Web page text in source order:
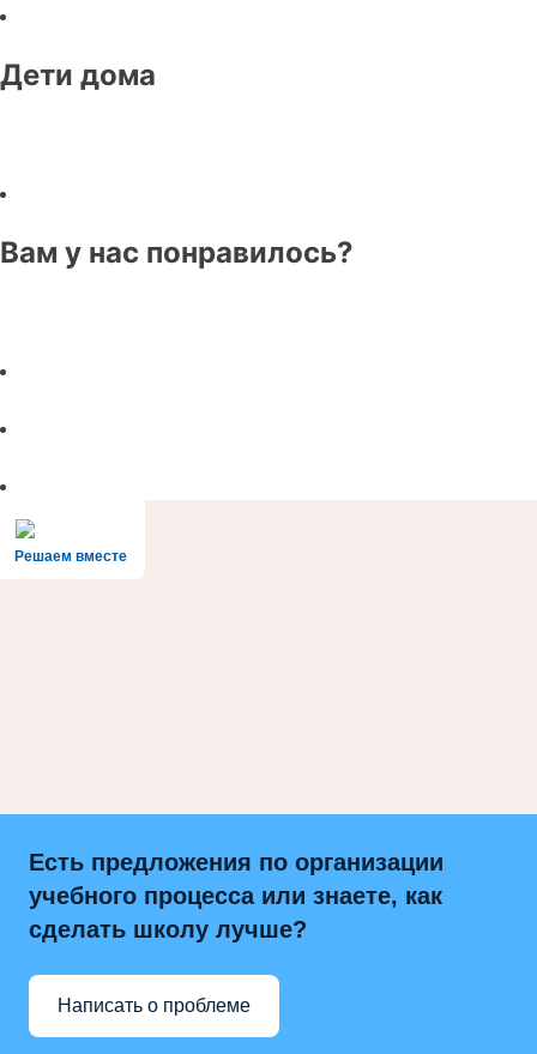
Дети дома
Вам у нас понравилось?
Решаем вместе
Есть предложения по организации
учебного процесса или знаете, как
сделать школу лучше?
Написать о проблеме